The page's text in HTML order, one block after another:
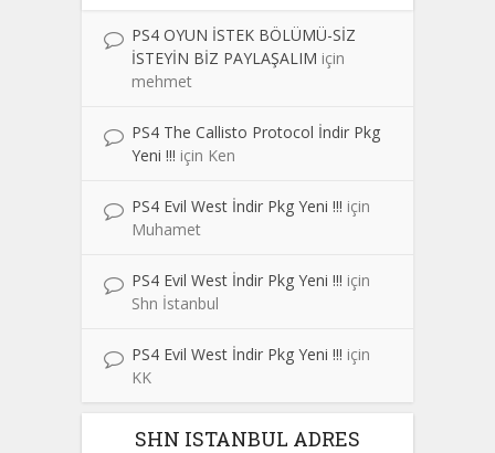
PS4 OYUN İSTEK BÖLÜMÜ-SİZ
İSTEYİN BİZ PAYLAŞALIM için
mehmet
PS4 The Callisto Protocol İndir Pkg
Yeni !!! için Ken
PS4 Evil West İndir Pkg Yeni !!! için
Muhamet
PS4 Evil West İndir Pkg Yeni !!! için
Shn İstanbul
PS4 Evil West İndir Pkg Yeni !!! için
KK
SHN ISTANBUL ADRES